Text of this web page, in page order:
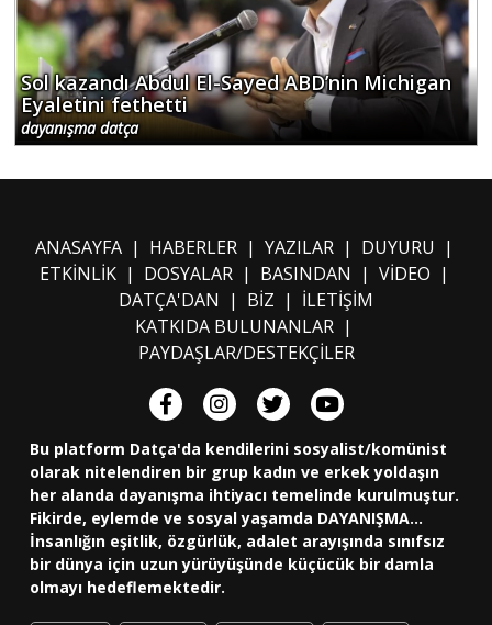
Sol kazandı Abdul El-Sayed ABD’nin Michigan
Eyaletini fethetti
dayanışma datça
ANASAYFA| HABERLER| YAZILAR| DUYURU |
ETKİNLİK| DOSYALAR| BASINDAN | VİDEO |
DATÇA'DAN | BİZ | İLETİŞİM
KATKIDA BULUNANLAR |
PAYDAŞLAR/DESTEKÇİLER
Bu platform Datça'da kendilerini sosyalist/komünist
olarak nitelendiren bir grup kadın ve erkek yoldaşın
her alanda dayanışma ihtiyacı temelinde kurulmuştur.
Fikirde, eylemde ve sosyal yaşamda DAYANIŞMA...
İnsanlığın eşitlik, özgürlük, adalet arayışında sınıfsız
bir dünya için uzun yürüyüşünde küçücük bir damla
olmayı hedeflemektedir.